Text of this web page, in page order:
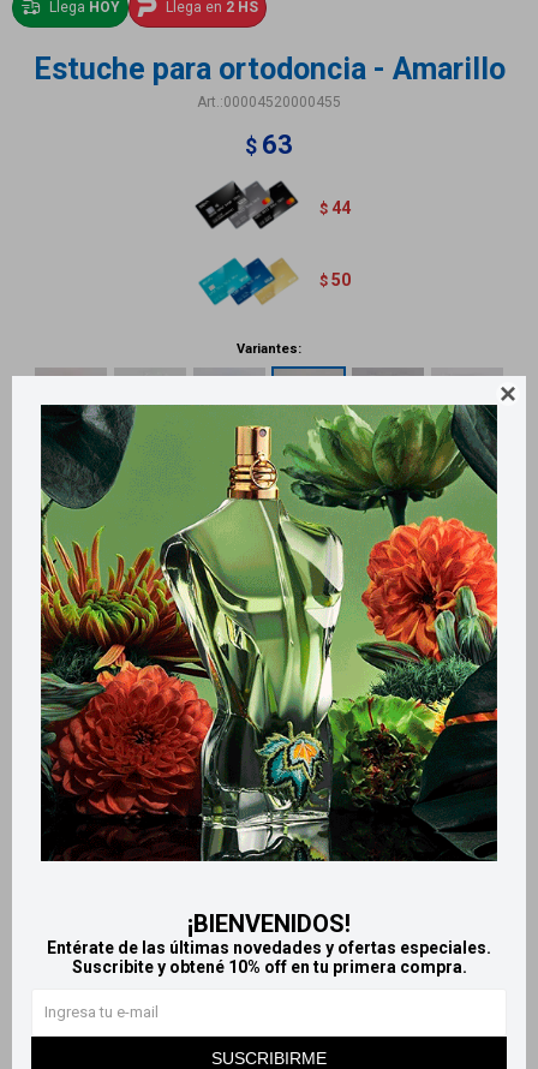

¡BIENVENIDOS!
Entérate de las últimas novedades y ofertas especiales.
Suscribite y obtené 10% off en tu primera compra.
SUSCRIBIRME
Llega HOY Llega en 2 HS
Estuche para ortodoncia - Amarillo
00004520000455
$ 63
$ 44
$ 50
Variantes:
Métodos y costos de envío
Retiros gratuitos en tiendas
Productos que te pueden interesar
Llega en2 HS Llega en2 HS